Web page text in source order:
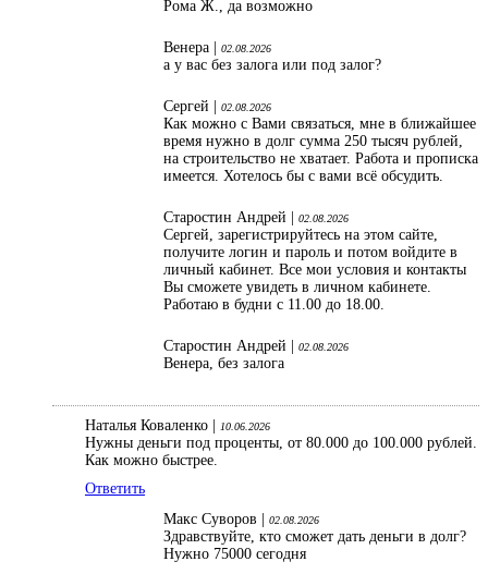
Рома Ж., да возможно
Венера | 02.08.2026
а у вас без залога или под залог?
Сергей | 02.08.2026
Как можно с Вами связаться, мне в ближайшее
время нужно в долг сумма 250 тысяч рублей,
на строительство не хватает. Работа и прописка
имеется. Хотелось бы с вами всё обсудить.
Старостин Андрей | 02.08.2026
Сергей, зарегистрируйтесь на этом сайте,
получите логин и пароль и потом войдите в
личный кабинет. Все мои условия и контакты
Вы сможете увидеть в личном кабинете.
Работаю в будни с 11.00 до 18.00.
Старостин Андрей | 02.08.2026
Венера, без залога
Наталья Коваленко | 10.06.2026
Нужны деньги под проценты, от 80.000 до 100.000 рублей.
Как можно быстрее.
Ответить
Макс Суворов |
02.08.2026
Здравствуйте, кто сможет дать деньги в долг?
Нужно 75000 сегодня